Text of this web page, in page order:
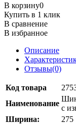
В корзину0
Купить в 1 клик
В сравнение
В избранное
Описание
Отзывы(0)
Код товара
Наименование
с
Ширина:
275